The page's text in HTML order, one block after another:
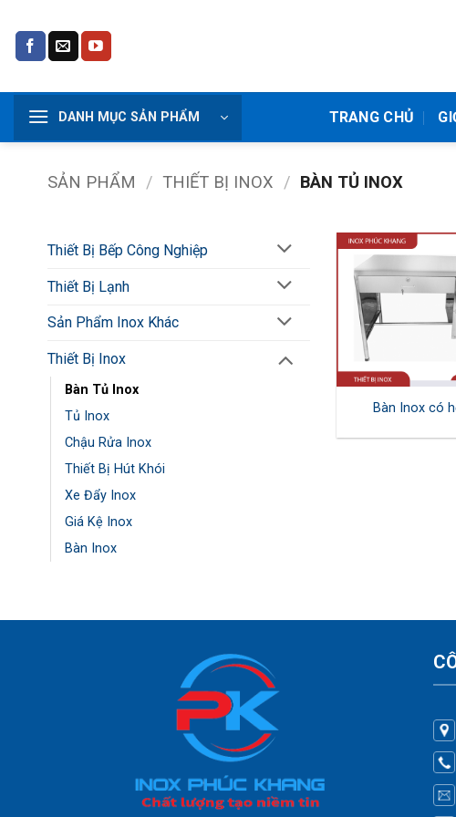
qua
nội
DANH MỤC SẢN PHẨM TRANG CHỦ
SẢN PHẨM / THIẾT BỊ INOX / BÀN TỦ INOX
Thiết Bị Bếp Công Nghiệp
Thiết Bị Lạnh
Sản Phẩm Inox Khác
Thiết Bị Inox
Bàn Tủ Inox
Tủ Inox
Chậu Rửa Inox
Thiết Bị Hút Khói
Xe Đẩy Inox
Giá Kệ Inox
Bàn Inox
Bàn Inox có